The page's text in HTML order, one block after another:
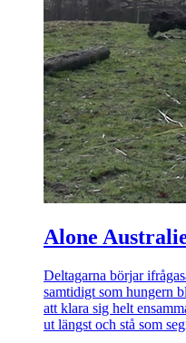
Alone
Deltagarna börjar
samtidigt som hungern
att klara sig helt
ut längst och stå som